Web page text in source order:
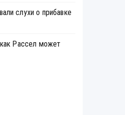
слухи о прибавке
Рассел может